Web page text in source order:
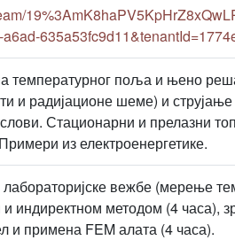
температурног поља и њено
и радијационе шеме) и
Стационарни и прелазни
из електроенергетике.
вежбе (мерење
индиректном методом (4 часа),
и примена FEM алата (4 часа).